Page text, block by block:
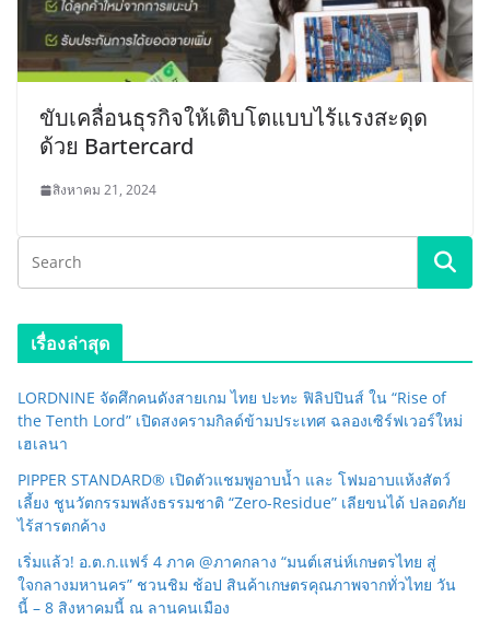
ขับเคลื่อนธุรกิจให้เติบโตแบบไร้แรงสะดุด
ด้วย Bartercard
สิงหาคม 21, 2024
เรื่องล่าสุด
LORDNINE จัดศึกคนดังสายเกม ไทย ปะทะ ฟิลิปปินส์ ใน “Rise of
the Tenth Lord” เปิดสงครามกิลด์ข้ามประเทศ ฉลองเซิร์ฟเวอร์ใหม่
เฮเลนา
PIPPER STANDARD® เปิดตัวแชมพูอาบน้ำ และ โฟมอาบแห้งสัตว์
เลี้ยง ชูนวัตกรรมพลังธรรมชาติ “Zero-Residue” เลียขนได้ ปลอดภัย
ไร้สารตกค้าง
เริ่มแล้ว! อ.ต.ก.แฟร์ 4 ภาค @ภาคกลาง “มนต์เสน่ห์เกษตรไทย สู่
ใจกลางมหานคร” ชวนชิม ช้อป สินค้าเกษตรคุณภาพจากทั่วไทย วัน
นี้ – 8 สิงหาคมนี้ ณ ลานคนเมือง